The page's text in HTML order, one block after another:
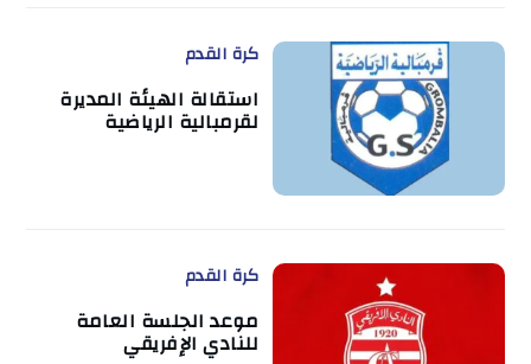
كرة القدم
استقالة الهيئة المديرة
لقرمبالية الرياضية
كرة القدم
موعد الجلسة العامة
للنادي الإفريقي